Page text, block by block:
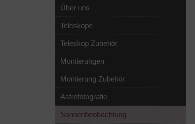
Über uns
Teleskope
Teleskop Zubehör
Montierungen
Montierung Zubehör
Astrofotografie
Sonnenbeobachtung